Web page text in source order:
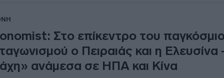
Στο επίκεντρο του
ο Πειραιάς και η Ελευσίνα
ανάμεσα σε ΗΠΑ και Κίνα